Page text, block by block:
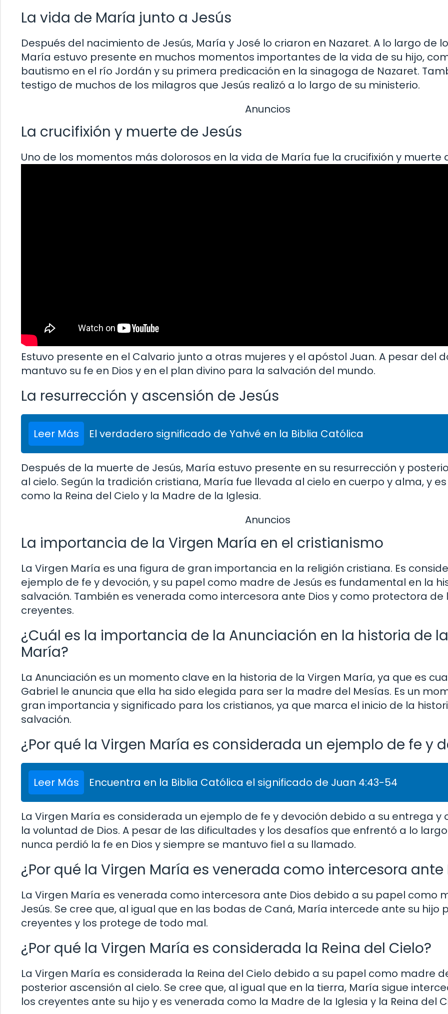
La vida de María junto a Jesús
Después del nacimiento de Jesús, María y José lo criaron en Nazaret. A lo largo de
María estuvo presente en muchos momentos importantes de la vida de su hijo,
bautismo en el río Jordán y su primera predicación en la sinagoga de Nazaret.
testigo de muchos de los milagros que Jesús realizó a lo largo de su ministerio.
Anuncios
La crucifixión y muerte de Jesús
Uno de los momentos más dolorosos en la vida de María fue la crucifixión y muerte
Estuvo presente en el Calvario junto a otras mujeres y el apóstol Juan. A pesar del
mantuvo su fe en Dios y en el plan divino para la salvación del mundo.
La resurrección y ascensión de Jesús
Leer Más El verdadero significado de Yahvé en la Biblia Católica
Después de la muerte de Jesús, María estuvo presente en su resurrección y
al cielo. Según la tradición cristiana, María fue llevada al cielo en cuerpo y alma, y
como la Reina del Cielo y la Madre de la Iglesia.
Anuncios
La importancia de la Virgen María en el cristianismo
La Virgen María es una figura de gran importancia en la religión cristiana. Es
ejemplo de fe y devoción, y su papel como madre de Jesús es fundamental en la
salvación. También es venerada como intercesora ante Dios y como protectora de
creyentes.
¿Cuál es la importancia de la Anunciación en la historia de
María?
La Anunciación es un momento clave en la historia de la Virgen María, ya que es
Gabriel le anuncia que ella ha sido elegida para ser la madre del Mesías. Es un
gran importancia y significado para los cristianos, ya que marca el inicio de la
salvación.
¿Por qué la Virgen María es considerada un ejemplo de fe y
Leer Más Encuentra en la Biblia Católica el significado de Juan 4:43-54
La Virgen María es considerada un ejemplo de fe y devoción debido a su entrega y
la voluntad de Dios. A pesar de las dificultades y los desafíos que enfrentó a lo
nunca perdió la fe en Dios y siempre se mantuvo fiel a su llamado.
¿Por qué la Virgen María es venerada como intercesora ante
La Virgen María es venerada como intercesora ante Dios debido a su papel como
Jesús. Se cree que, al igual que en las bodas de Caná, María intercede ante su hijo
creyentes y los protege de todo mal.
¿Por qué la Virgen María es considerada la Reina del Cielo?
La Virgen María es considerada la Reina del Cielo debido a su papel como madre
posterior ascensión al cielo. Se cree que, al igual que en la tierra, María sigue
los creyentes ante su hijo y es venerada como la Madre de la Iglesia y la Reina del